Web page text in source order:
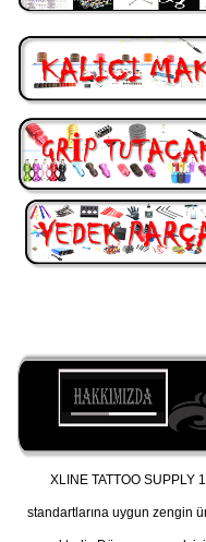
XLINE TATTOO SUPPLY
standartlarına uygun zengin